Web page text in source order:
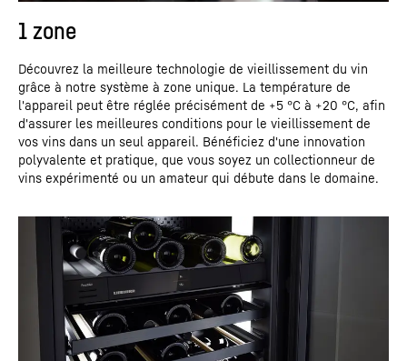
1 zone
Découvrez la meilleure technologie de vieillissement du vin
grâce à notre système à zone unique. La température de
l'appareil peut être réglée précisément de +5 °C à +20 °C, afin
d'assurer les meilleures conditions pour le vieillissement de
vos vins dans un seul appareil. Bénéficiez d'une innovation
polyvalente et pratique, que vous soyez un collectionneur de
vins expérimenté ou un amateur qui débute dans le domaine.